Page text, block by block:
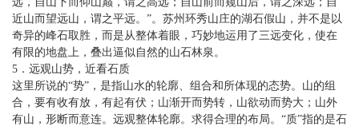
近山而望远山，谓之平远。”。苏州环秀山庄的湖石假山，并不是以
奇异的峰石取胜，而是从整体着眼，巧妙地运用了三远变化，使在
有限的地盘上，叠出逼似自然的山石林泉。
5．远观山势，近看石质
这里所说的“势”，是指山水的轮廓、组合和所体现的态势。山的组
合，要有收有放，有起有伏；山渐开而势转，山欲动而势大；山外
有山，形断而意连。远观整体轮廓。求得合理的布局。“质”指的是石